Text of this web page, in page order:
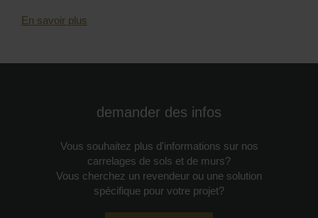
En savoir plus
demander des infos
Vous souhaitez plus d'informations sur nos
carrelages de sols et de murs?
Vous cherchez un revendeur ou une solution
spécifique pour votre projet?